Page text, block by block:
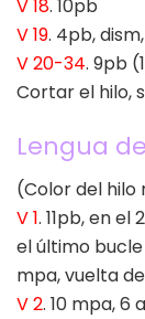
V 18. 10pb
V 19. 4pb,
V 20-34. 9pb
Cortar el hilo,
Lengua
(Color del hilo
V 1. 11pb, en
el último
mpa, vuelta
V 2. 10 mpa, 6